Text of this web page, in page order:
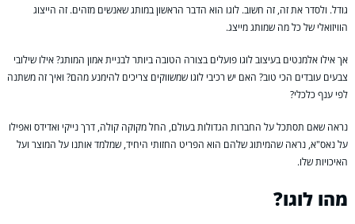
גודל. ולסדר את זה, זה חשוב. לוגו הוא הדבר הראשון במותג שאנשים מזהים. זה הייצוג
הוויזואלי של כל מה שמותג מייצג.
אך אילו אלמנטים בעיצוב לוגו פועלים בצורה הטובה ביותר לבניית אמון המותג? אילו שילובי
צבעים עובדים הכי טוב? האם יש רכיבי לוגו שמשווקים צריכים להימנע מהם? ואיך זה משתנה
לפי ענף כלכלי?
נראה שאם תסתכל על החברות הגדולות בעולם, החל מקוקה קולה, דרך נייקי ואדידס ואפילו
על נאס"א, נראה שהמיתוג שלהם הוא הפריט החזותי היחיד, שמלמד אותנו על המוצר ועל
האיכויות שלו.
מהו לוגו?